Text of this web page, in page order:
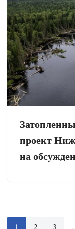
проект
на
1 2 3